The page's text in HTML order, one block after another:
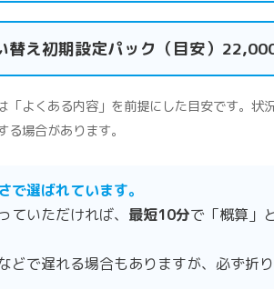
替え初期設定パック（目安）
「よくある内容」を前提にした目安です。
る場合があります。
で選ばれています。
ていただければ、 最短10分で「概算」
どで遅れる場合もありますが、必ず折り